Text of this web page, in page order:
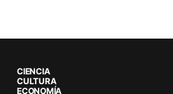
CIENCIA
CULTURA
ECONOMÍA